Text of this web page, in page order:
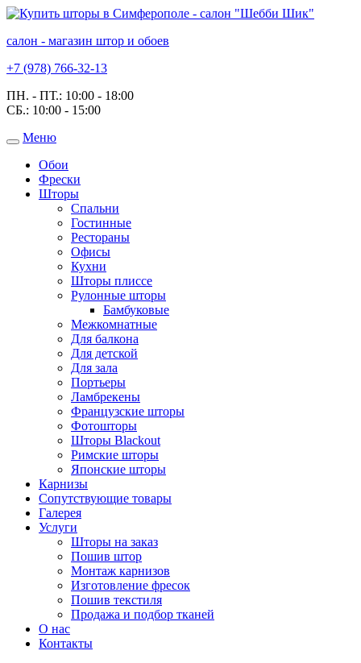
салон - магазин штор и обоев
+7 (978) 766-32-13
ПН. - ПТ.: 10:00 - 18:00
СБ.: 10:00 - 15:00
Toggle
navigation
Меню
Обои
Фрески
Шторы
Спальни
Гостинные
Рестораны
Офисы
Кухни
Шторы плиссе
Рулонные шторы
Бамбуковые
Межкомнатные
Для балкона
Для детской
Для зала
Портьеры
Ламбрекены
Французские шторы
Фотошторы
Шторы Blackout
Римские шторы
Японские шторы
Карнизы
Сопутствующие товары
Галерея
Услуги
Шторы на заказ
Пошив штор
Монтаж карнизов
Изготовление фресок
Пошив текстиля
Продажа и подбор тканей
О нас
Контакты